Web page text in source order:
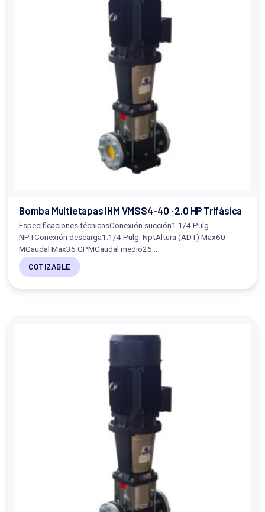
Bomba Multietapas IHM VMSS4-40 · 2.0 HP Trifásica
Especificaciones técnicasConexión succión1.1/4 Pulg.
NPTConexión descarga1.1/4 Pulg. NptAltura (ADT) Max60
MCaudal Max35 GPMCaudal medio26…
COTIZABLE